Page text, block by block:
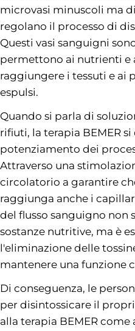
microvasi minuscoli ma
regolano il processo di
Questi vasi sanguigni
permettono ai nutrienti e
raggiungere i tessuti e ai
espulsi.
Quando si parla di
rifiuti, la terapia BEMER
potenziamento dei
Attraverso una
circolatorio a garantire
raggiunga anche i
del flusso sanguigno non
sostanze nutritive, ma è
l'eliminazione delle
mantenere una funzione
Di conseguenza, le
per disintossicare il
alla terapia BEMER come